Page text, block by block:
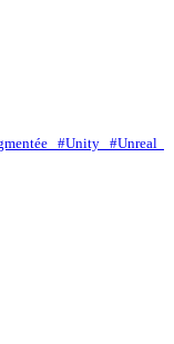
#Unity #Unreal